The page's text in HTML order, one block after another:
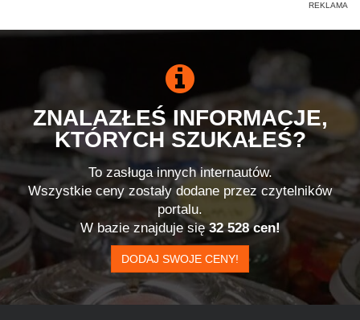
ZNALAZŁEŚ INFORMACJE,
KTÓRYCH SZUKAŁEŚ?
To zasługa innych internautów.
Wszystkie ceny zostały dodane przez czytelników
portalu.
W bazie znajduje się32 528 cen!
DODAJ SWOJE CENY!